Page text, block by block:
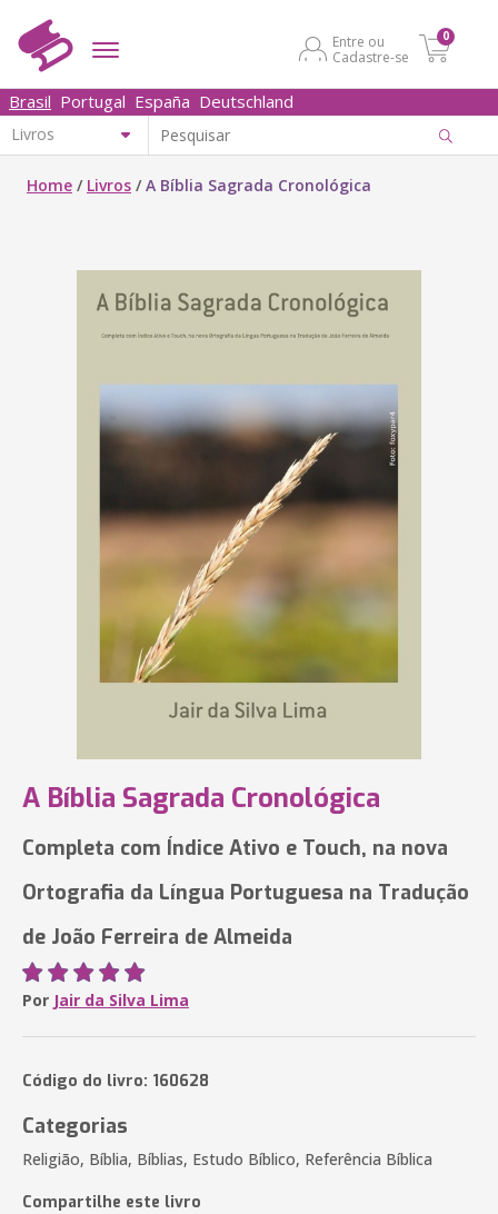
Entre ou
Cadastre-se
0
Brasil Portugal España Deutschland
Home / Livros /A Bíblia Sagrada Cronológica
A Bíblia Sagrada Cronológica
Completa com Índice Ativo e Touch, na nova
Ortografia da Língua Portuguesa na Tradução
de João Ferreira de Almeida
Por Jair da Silva Lima
Código do livro: 160628
Categorias
Religião, Bíblia, Bíblias, Estudo Bíblico, Referência Bíblica
Compartilhe este livro